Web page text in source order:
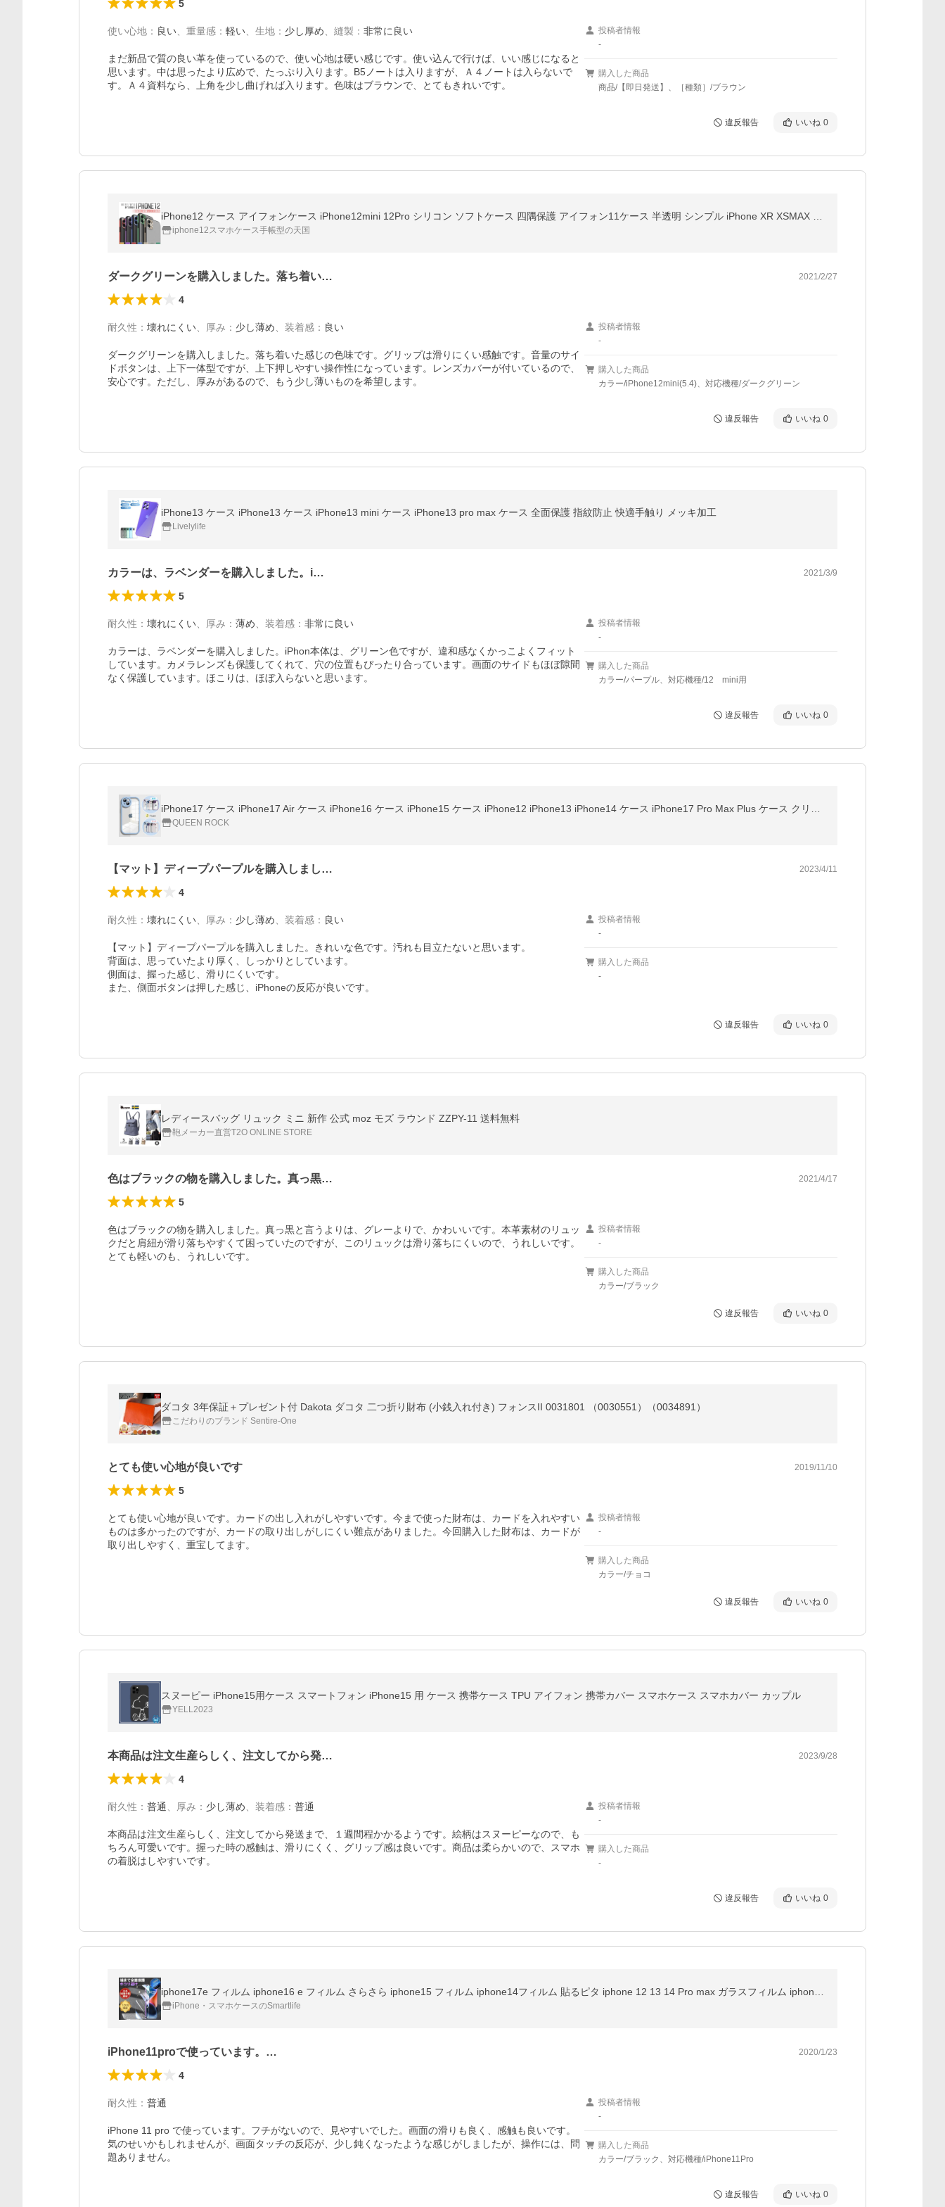
5
使い心地 ： 良い 重量感 ： 軽い 生地 ： 少し厚め 縫製 ： 非常に良い
まだ新品で質の良い革を使っているので、使い心地は硬い感じです。使い込んで行けば、いい感じになると
思います。中は思ったより広めで、たっぷり入ります。B5ノートは入りますが、Ａ４ノートは入らないで
す。Ａ４資料なら、上角を少し曲げれば入ります。色味はブラウンで、とてもきれいです。
投稿者情報
-
購入した商品
商品/【即日発送】、［種類］/ブラウン
違反報告 いいね 0
iphone12スマホケース手帳型の天国
ダークグリーンを購入しました。落ち着い… 2021/2/27
4
耐久性 ： 壊れにくい 厚み ： 少し薄め 装着感 ： 良い
ダークグリーンを購入しました。落ち着いた感じの色味です。グリップは滑りにくい感触です。音量のサイ
ドボタンは、上下一体型ですが、上下押しやすい操作性になっています。レンズカバーが付いているので、
安心です。ただし、厚みがあるので、もう少し薄いものを希望します。
投稿者情報
-
購入した商品
カラー/iPhone12mini(5.4)、対応機種/ダークグリーン
違反報告 いいね 0
iPhone13 ケース iPhone13 ケース iPhone13 mini ケース iPhone13 pro max ケース 全面保護 指紋防止 快適手触り メッキ加工
Livelylife
カラーは、ラベンダーを購入しました。i… 2021/3/9
5
耐久性 ： 壊れにくい 厚み ： 薄め 装着感 ： 非常に良い
カラーは、ラベンダーを購入しました。iPhon本体は、グリーン色ですが、違和感なくかっこよくフィット
しています。カメラレンズも保護してくれて、穴の位置もぴったり合っています。画面のサイドもほぼ隙間
なく保護しています。ほこりは、ほぼ入らないと思います。
投稿者情報
-
購入した商品
カラー/パープル、対応機種/12 mini用
違反報告 いいね 0
QUEEN ROCK
【マット】ディープパープルを購入しまし… 2023/4/11
4
耐久性 ： 壊れにくい 厚み ： 少し薄め 装着感 ： 良い
【マット】ディープパープルを購入しました。きれいな色です。汚れも目立たないと思います。
背面は、思っていたより厚く、しっかりとしています。
側面は、握った感じ、滑りにくいです。
また、側面ボタンは押した感じ、iPhoneの反応が良いです。
投稿者情報
-
購入した商品
-
違反報告 いいね 0
レディースバッグ リュック ミニ 新作 公式 moz モズ ラウンド ZZPY-11 送料無料
鞄メーカー直営T2O ONLINE STORE
色はブラックの物を購入しました。真っ黒… 2021/4/17
5
色はブラックの物を購入しました。真っ黒と言うよりは、グレーよりで、かわいいです。本革素材のリュッ
クだと肩紐が滑り落ちやすくて困っていたのですが、このリュックは滑り落ちにくいので、うれしいです。
とても軽いのも、うれしいです。
投稿者情報
-
購入した商品
カラー/ブラック
違反報告 いいね 0
ダコタ 3年保証＋プレゼント付 Dakota ダコタ 二つ折り財布 (小銭入れ付き) フォンスII 0031801 （0030551）（0034891）
こだわりのブランド Sentire-One
とても使い心地が良いです 2019/11/10
5
とても使い心地が良いです。カードの出し入れがしやすいです。今まで使った財布は、カードを入れやすい
ものは多かったのですが、カードの取り出しがしにくい難点がありました。今回購入した財布は、カードが
取り出しやすく、重宝してます。
投稿者情報
-
購入した商品
カラー/チョコ
違反報告 いいね 0
スヌーピー iPhone15用ケース スマートフォン iPhone15 用 ケース 携帯ケース TPU アイフォン 携帯カバー スマホケース スマホカバー カップル
YELL2023
本商品は注文生産らしく、注文してから発… 2023/9/28
4
耐久性 ： 普通 厚み ： 少し薄め 装着感 ： 普通
本商品は注文生産らしく、注文してから発送まで、１週間程かかるようです。絵柄はスヌーピーなので、も
ちろん可愛いです。握った時の感触は、滑りにくく、グリップ感は良いです。商品は柔らかいので、スマホ
の着脱はしやすいです。
投稿者情報
-
購入した商品
-
違反報告 いいね 0
iPhone・スマホケースのSmartlife
iPhone11proで使っています。… 2020/1/23
4
耐久性 ： 普通
iPhone 11 pro で使っています。フチがないので、見やすいでした。画面の滑りも良く、感触も良いです。
気のせいかもしれませんが、画面タッチの反応が、少し鈍くなったような感じがしましたが、操作には、問
題ありません。
投稿者情報
-
購入した商品
カラー/ブラック、対応機種/iPhone11Pro
違反報告 いいね 0